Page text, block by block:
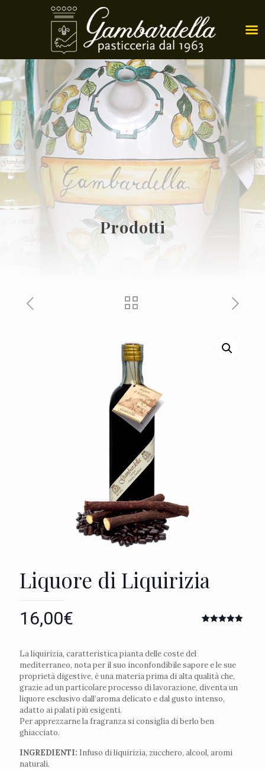
Prodotti
Liquore di Liquirizia
recensioni
16,00€
La liquirizia, caratteristica pianta delle coste del
mediterraneo, nota per il suo inconfondibile sapore e le sue
proprietà digestive, è una materia prima di alta qualità che,
grazie ad un particolare processo di lavorazione, diventa un
liquore esclusivo dall’aroma delicato e dal gusto intenso,
adatto ai palati più esigenti.
Per apprezzarne la fragranza si consiglia di berlo ben
ghiacciato.
INGREDIENTI: Infuso di liquirizia, zucchero, alcool, aromi
naturali.